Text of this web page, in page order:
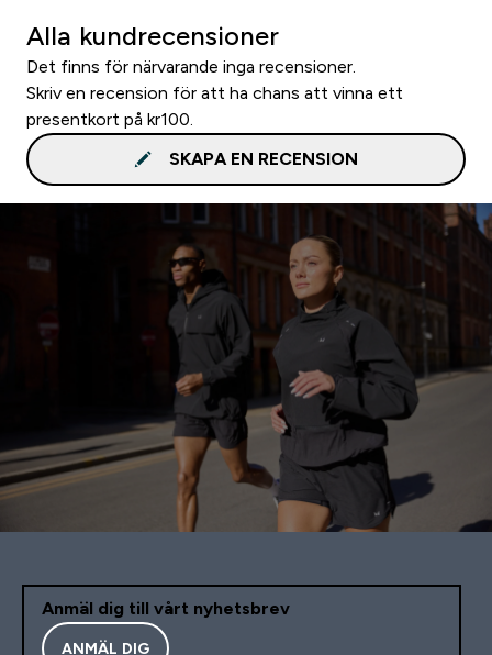
Alla kundrecensioner
Det finns för närvarande inga recensioner.
Skriv en recension för att ha chans att vinna ett
presentkort på kr100.
SKAPA EN RECENSION
Anmäl dig till vårt nyhetsbrev
ANMÄL DIG